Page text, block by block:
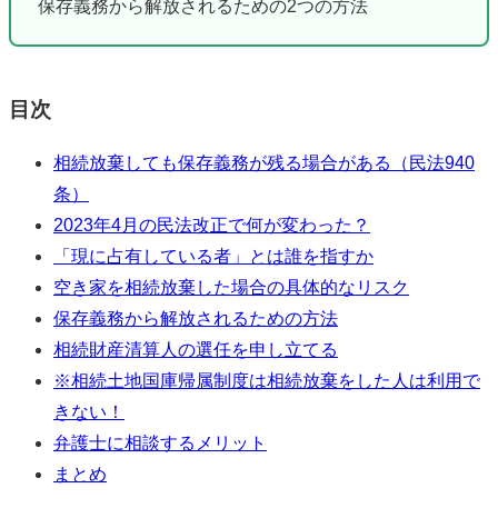
保存義務から解放されるための2つの方法
目次
相続放棄しても保存義務が残る場合がある（民法940
条）
2023年4月の民法改正で何が変わった？
「現に占有している者」とは誰を指すか
空き家を相続放棄した場合の具体的なリスク
保存義務から解放されるための方法
相続財産清算人の選任を申し立てる
※相続土地国庫帰属制度は相続放棄をした人は利用で
きない！
弁護士に相談するメリット
まとめ